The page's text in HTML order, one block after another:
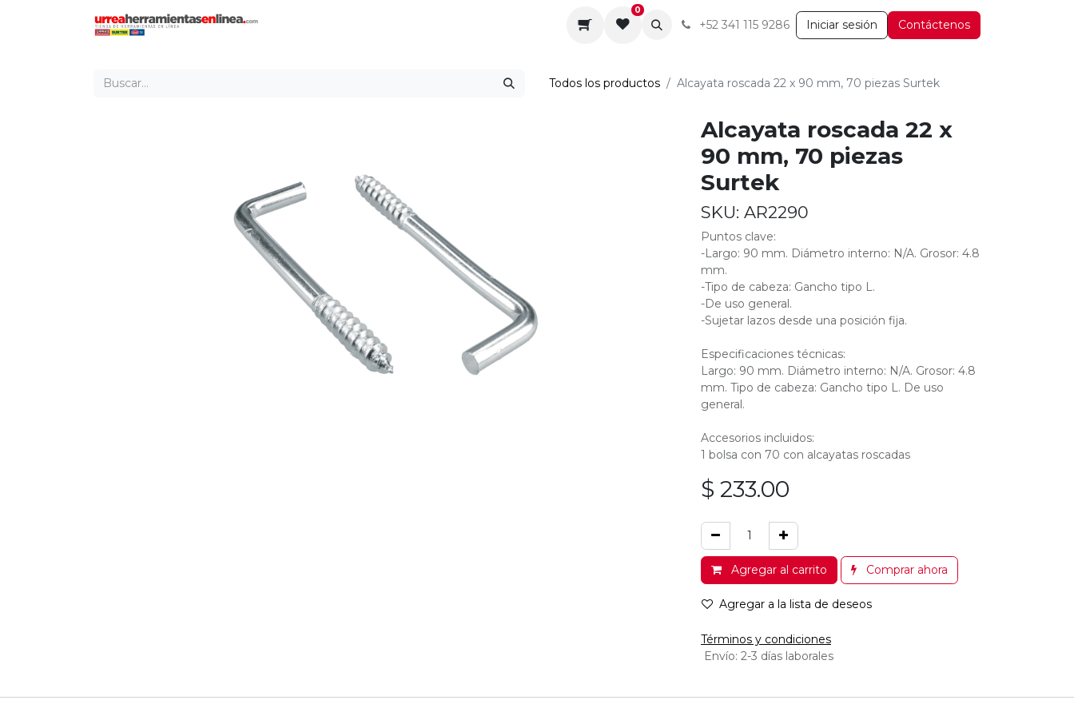
Servicios
0
+52 341 115 9286 Iniciar sesión Contáctenos
Todos los productos Alcayata roscada 22 x 90 mm, 70 piezas Surtek
Alcayata roscada 22 x
90 mm, 70 piezas
Surtek
SKU: AR2290
Puntos clave:
-Largo: 90 mm. Diámetro interno: N/A. Grosor: 4.8
mm.
-Tipo de cabeza: Gancho tipo L.
-De uso general.
-Sujetar lazos desde una posición fija.
Especificaciones técnicas:
Largo: 90 mm. Diámetro interno: N/A. Grosor: 4.8
mm. Tipo de cabeza: Gancho tipo L. De uso
general.
Accesorios incluidos:
1 bolsa con 70 con alcayatas roscadas
$ 233.00
Agregar al carrito Comprar ahora
Agregar a la lista de deseos
Términos y condiciones
Envío: 2-3 días laborales